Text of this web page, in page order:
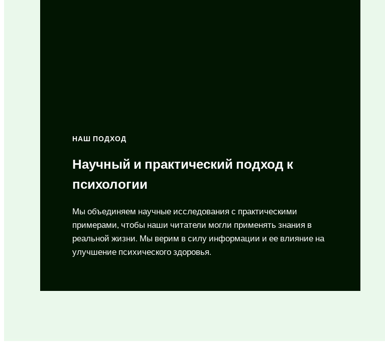
НАШ ПОДХОД
Научный и практический подход к
психологии
Мы объединяем научные исследования с практическими
примерами, чтобы наши читатели могли применять знания в
реальной жизни. Мы верим в силу информации и ее влияние на
улучшение психического здоровья.